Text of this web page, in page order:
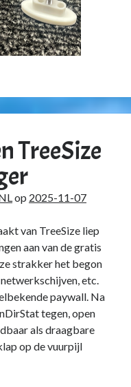
TreeSize
op 2025-11-07
van TreeSize liep
aan van de gratis
strakker het begon
etc.
paywall. Na
tegen, open
als draagbare
op de vuurpijl